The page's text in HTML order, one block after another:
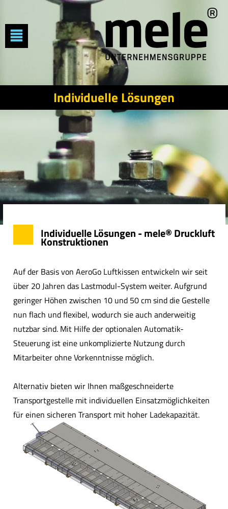
Individuelle Lösungen
Individuelle Lösungen - mele® Druckluft
Konstruktionen
Auf der Basis von AeroGo Luftkissen entwickeln wir seit
über 20 Jahren das Lastmodul-System weiter. Aufgrund
geringer Höhen zwischen 10 und 50 cm sind die Gestelle
nun flach und flexibel, wodurch sie auch anderweitig
nutzbar sind. Mit Hilfe der optionalen Automatik-
Steuerung ist eine unkomplizierte Nutzung durch
Mitarbeiter ohne Vorkenntnisse möglich.
Alternativ bieten wir Ihnen maßgeschneiderte
Transportgestelle mit individuellen Einsatzmöglichkeiten
für einen sicheren Transport mit hoher Ladekapazität.